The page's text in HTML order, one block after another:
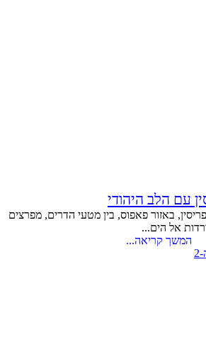
עם הלב היהודי
באזור פאפוס, בין מטעי הדרים, מפרצים
אל הים...
המשך קריאה...